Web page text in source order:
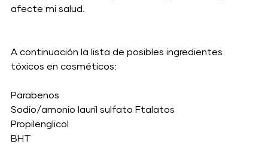
afecte mi salud.
A continuación la lista de posibles ingredientes
tóxicos en cosméticos:
Parabenos
Sodio/amonio lauril sulfato Ftalatos
Propilenglicol
BHT